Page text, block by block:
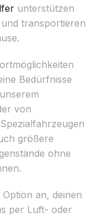
unterstützen
transportieren
Bedürfnisse
von
größere
ohne
an, deinen
per Luft- oder